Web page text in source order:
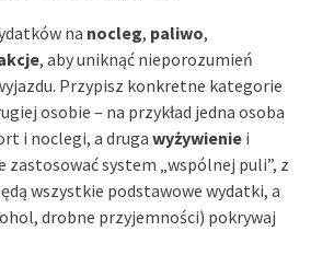
na nocleg, paliwo,
, aby uniknąć nieporozumień
Przypisz konkretne kategorie
osobie – na przykład jedna osoba
i noclegi, a druga wyżywienie i
zastosować system „wspólnej puli”, z
wszystkie podstawowe wydatki, a
drobne przyjemności) pokrywaj